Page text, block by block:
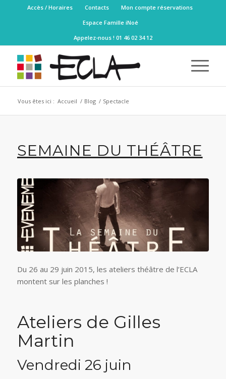
Accès / Horaires Contacts
Mon compte réservations
Espace Famille iNoé
Appelez-nous ! 01 46 02 34 12
Vous êtes ici : Accueil / Blog / Spectacle
SEMAINE DU THÉÂTRE
Du 26 au 29 juin 2015, les ateliers théâtre de l’ECLA
montent sur les planches !
Ateliers de Gilles
Martin
Vendredi 26 juin